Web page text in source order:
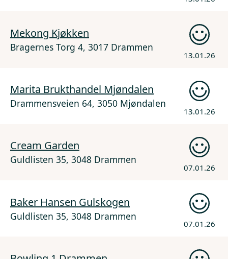
Mekong Kjøkken
Bragernes Torg 4, 3017 Drammen
13.01.26
Marita Brukthandel Mjøndalen
Drammensveien 64, 3050 Mjøndalen
13.01.26
Cream Garden
Guldlisten 35, 3048 Drammen
07.01.26
Baker Hansen Gulskogen
Guldlisten 35, 3048 Drammen
07.01.26